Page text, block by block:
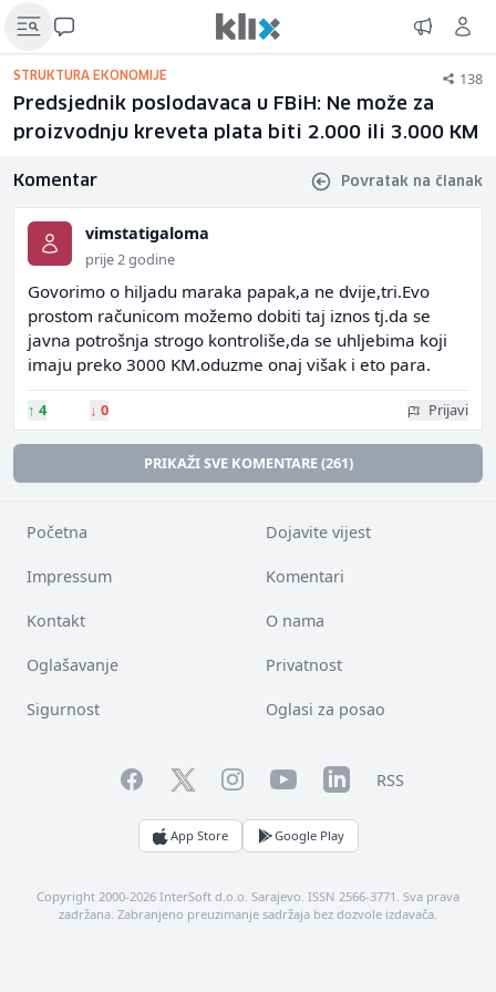
STRUKTURA EKONOMIJE 138
Predsjednik poslodavaca u FBiH: Ne može za
proizvodnju kreveta plata biti 2.000 ili 3.000 KM
Komentar Povratak na članak
vimstatigaloma
prije 2 godine
Govorimo o hiljadu maraka papak,a ne dvije,tri.Evo
prostom računicom možemo dobiti taj iznos tj.da se
javna potrošnja strogo kontroliše,da se uhljebima koji
imaju preko 3000 KM.oduzme onaj višak i eto para.
↑ 4 ↓ 0 Prijavi
PRIKAŽI SVE KOMENTARE (261)
Početna Dojavite vijest
Impressum Komentari
Kontakt O nama
Oglašavanje Privatnost
Sigurnost Oglasi za posao
FacebookTwitterInstagramYouTubeLinkedInRSS
App Store Google Play
Copyright 2000-2026 InterSoft d.o.o. Sarajevo. ISSN 2566-3771. Sva prava
zadržana. Zabranjeno preuzimanje sadržaja bez dozvole izdavača.